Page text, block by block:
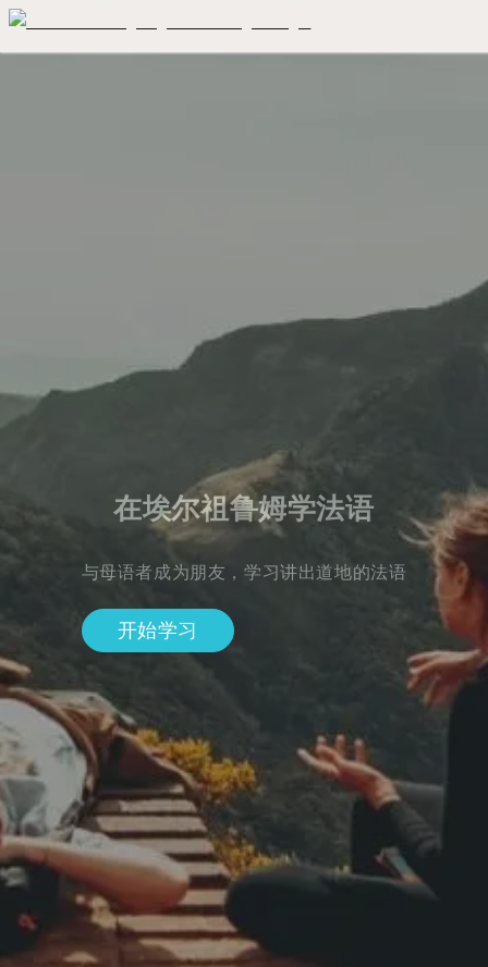
在埃尔祖鲁姆学法语
与母语者成为朋友，学习讲出道地的法语
开始学习